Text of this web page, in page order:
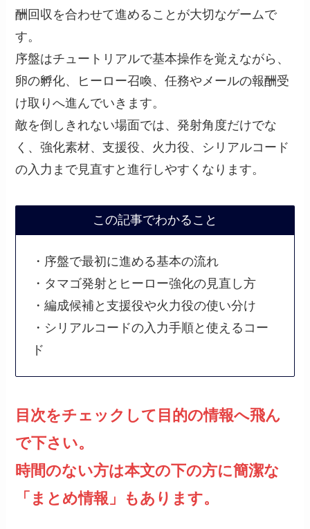
酬回収を合わせて進めることが大切なゲームで
す。
序盤はチュートリアルで基本操作を覚えながら、
卵の孵化、ヒーロー召喚、任務やメールの報酬受
け取りへ進んでいきます。
敵を倒しきれない場面では、発射角度だけでな
く、強化素材、支援役、火力役、シリアルコード
の入力まで見直すと進行しやすくなります。
この記事でわかること
・序盤で最初に進める基本の流れ
・タマゴ発射とヒーロー強化の見直し方
・編成候補と支援役や火力役の使い分け
・シリアルコードの入力手順と使えるコー
ド
目次をチェックして目的の情報へ飛ん
で下さい。
時間のない方は本文の下の方に簡潔な
「まとめ情報」もあります。